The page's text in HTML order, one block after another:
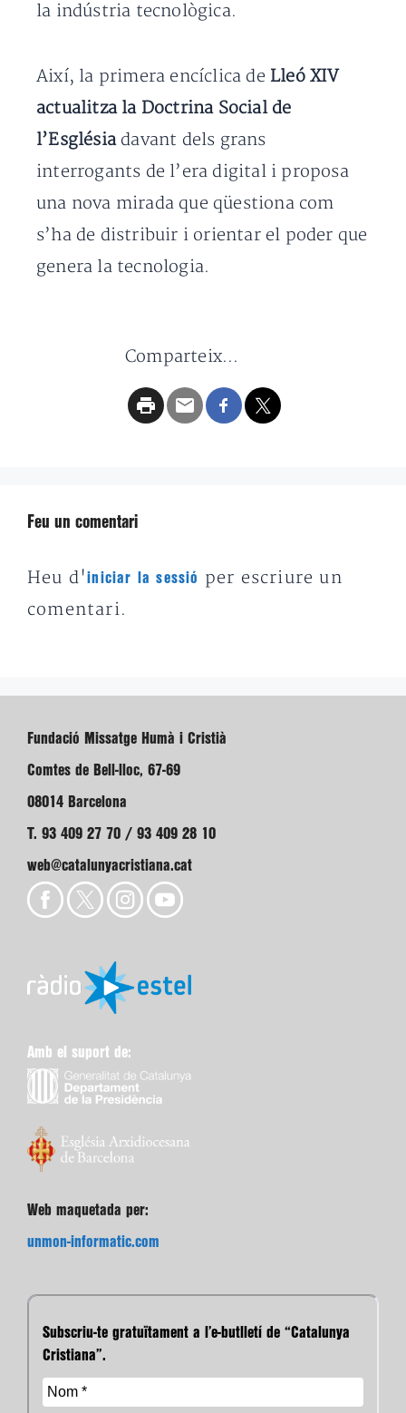
la indústria tecnològica.
Així, la primera encíclica de Lleó XIV
actualitza la Doctrina Social de
l’Esglésiadavant dels grans
interrogants de l’era digital i proposa
una nova mirada que qüestiona com
s’ha de distribuir i orientar el poder que
genera la tecnologia.
Comparteix...
Feu un comentari
Heu d'iniciar la sessió
per escriure un
comentari.
Fundació Missatge Humà i Cristià
Comtes de Bell-lloc, 67-69
08014 Barcelona
T. 93 409 27 70 / 93 409 28 10
web@catalunyacristiana.cat
Amb el suport de:
Web maquetada per:
unmon-informatic.com
Subscriu-te gratuïtament a l’e-butlletí de “Catalunya
Cristiana”.